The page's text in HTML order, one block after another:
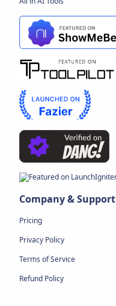
Company & Support
Pricing
Privacy Policy
Terms of Service
Refund Policy